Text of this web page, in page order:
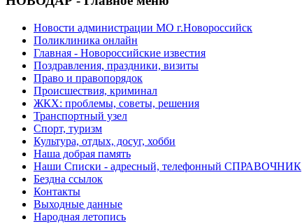
Новости администрации МО г.Новороссийск
Поликлиника онлайн
Главная - Новороссийские известия
Поздравления, праздники, визиты
Право и правопорядок
Происшествия, криминал
ЖКХ: проблемы, советы, решения
Транспортный узел
Спорт, туризм
Культура, отдых, досуг, хобби
Наша добрая память
Наши Списки - адресный, телефонный СПРАВОЧНИК
Бездна ссылок
Контакты
Выходные данные
Народная летопись